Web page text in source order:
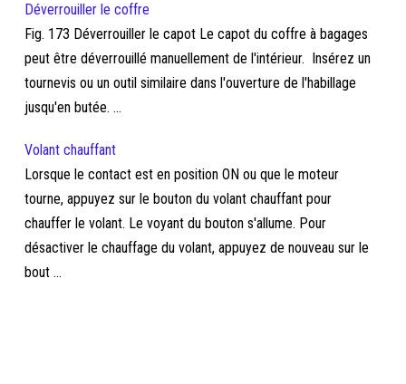
Déverrouiller le coffre
Fig. 173 Déverrouiller le capot Le capot du coffre à bagages
peut être déverrouillé manuellement de l'intérieur. Insérez un
tournevis ou un outil similaire dans l'ouverture de l'habillage
jusqu'en butée. ...
Volant chauffant
Lorsque le contact est en position ON ou que le moteur
tourne, appuyez sur le bouton du volant chauffant pour
chauffer le volant. Le voyant du bouton s'allume. Pour
désactiver le chauffage du volant, appuyez de nouveau sur le
bout ...